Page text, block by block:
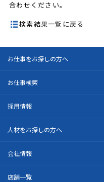
合わせください。
検索結果一覧に戻る
お仕事をお探しの方へ
お仕事検索
採用情報
人材をお探しの方へ
会社情報
店舗一覧